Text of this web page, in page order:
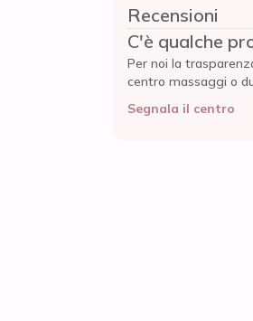
Recensioni
C'è qualche
Per noi la
centro massaggi o
Segnala il centro